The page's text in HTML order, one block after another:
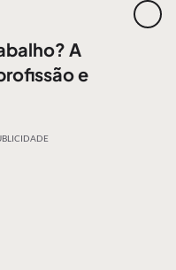
A
e